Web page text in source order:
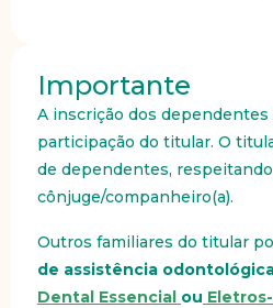
Importante
A inscrição dos dependentes
participação do titular. O
de dependentes,
cônjuge/companheiro(a).
Outros familiares do titular
de assistência
Dental Essencial ou